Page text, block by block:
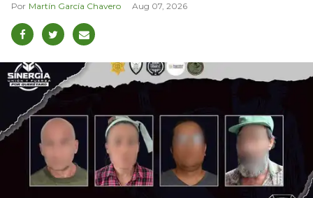
Martín García Chavero Aug 07, 2026